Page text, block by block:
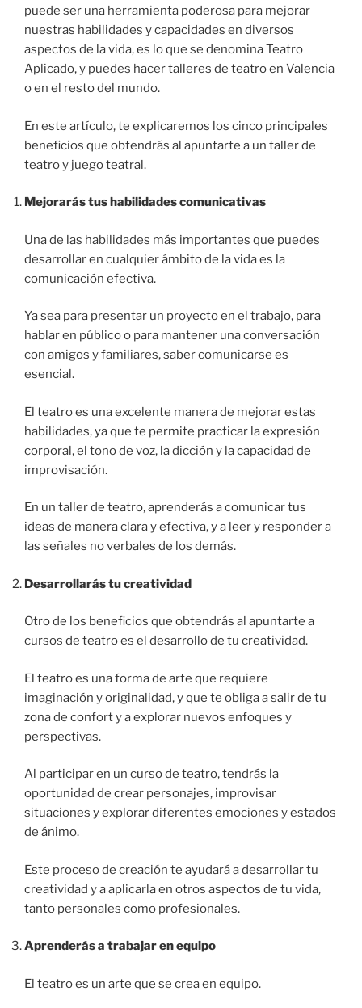
puede ser una herramienta poderosa para mejorar
nuestras habilidades y capacidades en diversos
aspectos de la vida, es lo que se denomina Teatro
Aplicado, y puedes hacer talleres de teatro en Valencia
o en el resto del mundo.
En este artículo, te explicaremos los cinco principales
beneficios que obtendrás al apuntarte a un taller de
teatro y juego teatral.
Mejorarás tus habilidades comunicativas
Una de las habilidades más importantes que puedes
desarrollar en cualquier ámbito de la vida es la
comunicación efectiva.
Ya sea para presentar un proyecto en el trabajo, para
hablar en público o para mantener una conversación
con amigos y familiares, saber comunicarse es
esencial.
El teatro es una excelente manera de mejorar estas
habilidades, ya que te permite practicar la expresión
corporal, el tono de voz, la dicción y la capacidad de
improvisación.
En un taller de teatro, aprenderás a comunicar tus
ideas de manera clara y efectiva, y a leer y responder a
las señales no verbales de los demás.
Desarrollarás tu creatividad
Otro de los beneficios que obtendrás al apuntarte a
cursos de teatro es el desarrollo de tu creatividad.
El teatro es una forma de arte que requiere
imaginación y originalidad, y que te obliga a salir de tu
zona de confort y a explorar nuevos enfoques y
perspectivas.
Al participar en un curso de teatro, tendrás la
oportunidad de crear personajes, improvisar
situaciones y explorar diferentes emociones y estados
de ánimo.
Este proceso de creación te ayudará a desarrollar tu
creatividad y a aplicarla en otros aspectos de tu vida,
tanto personales como profesionales.
Aprenderás a trabajar en equipo
El teatro es un arte que se crea en equipo.